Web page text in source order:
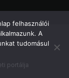
portálja
felhasználói
A
tudomásul